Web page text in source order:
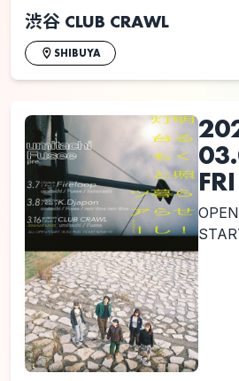
渋谷 CLUB CRAWL
SHIBUYA
FRI